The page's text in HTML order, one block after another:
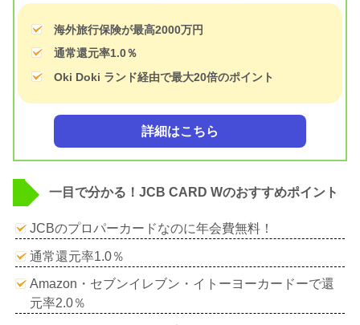
海外旅行保険が最高2000万円
通常還元率1.0％
Oki Doki ランド経由で最大20倍のポイント
詳細はこちら
一目で分かる！JCB CARD Wのおすすめポイント
JCBのプロパーカードなのに年会費無料！
通常還元率1.0％
Amazon・セブンイレブン・イトーヨーカードーで還
元率2.0％